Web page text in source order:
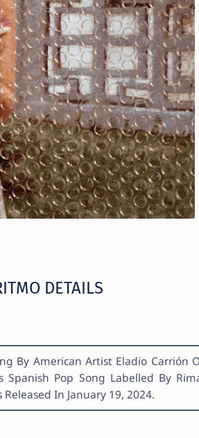
DETAILS
By American Artist Eladio Carrión
Pop Song Labelled By
In January 19, 2024.